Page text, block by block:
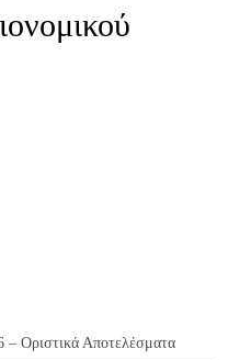
– Οριστικά Αποτελέσματα